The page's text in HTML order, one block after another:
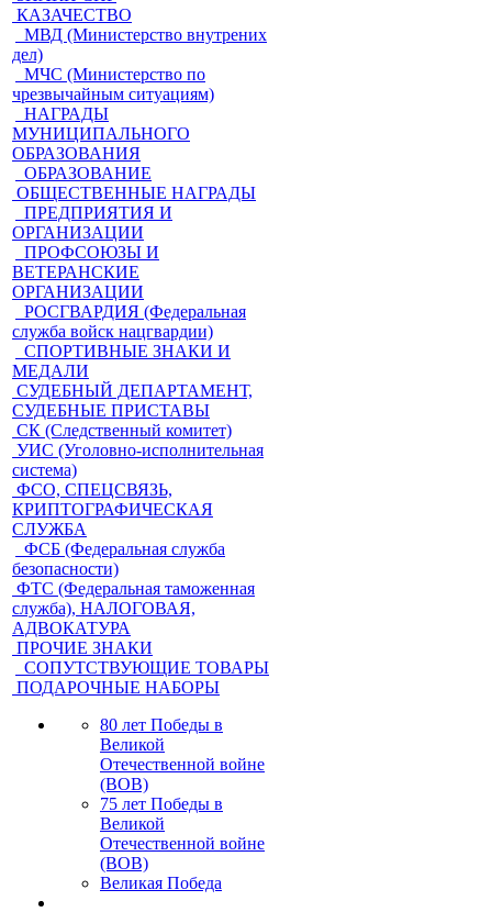
КАЗАЧЕСТВО
МВД (Министерство внутрених
дел)
МЧС (Министерство по
чрезвычайным ситуациям)
НАГРАДЫ
МУНИЦИПАЛЬНОГО
ОБРАЗОВАНИЯ
ОБРАЗОВАНИЕ
ОБЩЕСТВЕННЫЕ НАГРАДЫ
ПРЕДПРИЯТИЯ И
ОРГАНИЗАЦИИ
ПРОФСОЮЗЫ И
ВЕТЕРАНСКИЕ
ОРГАНИЗАЦИИ
РОСГВАРДИЯ (Федеральная
служба войск нацгвардии)
СПОРТИВНЫЕ ЗНАКИ И
МЕДАЛИ
СУДЕБНЫЙ ДЕПАРТАМЕНТ,
СУДЕБНЫЕ ПРИСТАВЫ
СК (Следственный комитет)
УИС (Уголовно-исполнительная
система)
ФСО, СПЕЦСВЯЗЬ,
КРИПТОГРАФИЧЕСКАЯ
СЛУЖБА
ФСБ (Федеральная служба
безопасности)
ФТС (Федеральная таможенная
служба), НАЛОГОВАЯ,
АДВОКАТУРА
ПРОЧИЕ ЗНАКИ
СОПУТСТВУЮЩИЕ ТОВАРЫ
ПОДАРОЧНЫЕ НАБОРЫ
80 лет Победы в
Великой
Отечественной войне
(ВОВ)
75 лет Победы в
Великой
Отечественной войне
(ВОВ)
Великая Победа